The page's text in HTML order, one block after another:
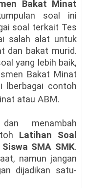
Bakat Minat
soal ini
soal terkait Tes
salah alat untuk
dan bakat murid.
yang lebih baik,
Bakat Minat
lberbagai contoh
atau ABM.
menambah
Latihan Soal
SMA SMK.
namun jangan
dijadikan satu-